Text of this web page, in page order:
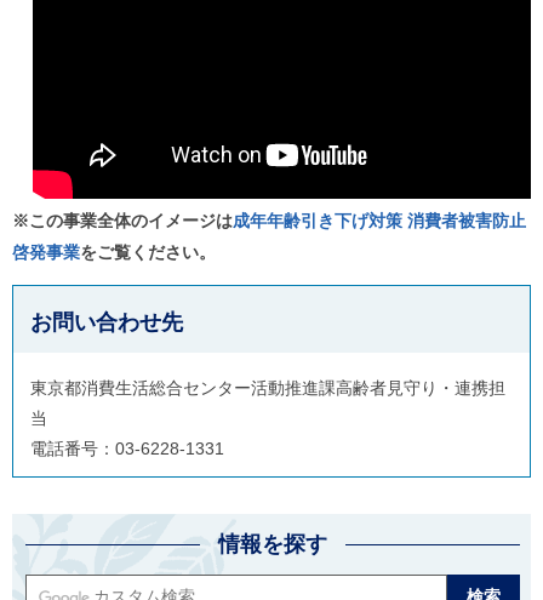
※この事業全体のイメージは成年年齢引き下げ対策 消費者被害防止
啓発事業をご覧ください。
お問い合わせ先
東京都消費生活総合センター活動推進課高齢者見守り・連携担
当
電話番号：03-6228-1331
情報を探す